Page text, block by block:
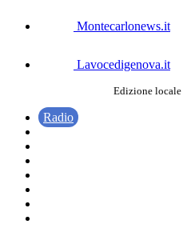
Montecarlonews.it
Lavocedigenova.it
Edizione locale
Radio